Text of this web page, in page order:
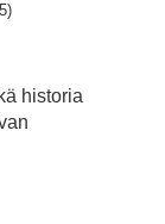
historia